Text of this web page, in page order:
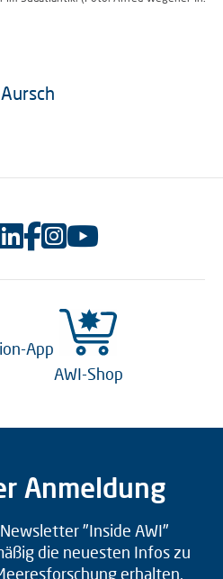
App
AWI-Shop
Anmeldung
"Inside AWI"
die neuesten Infos zu
erhalten.